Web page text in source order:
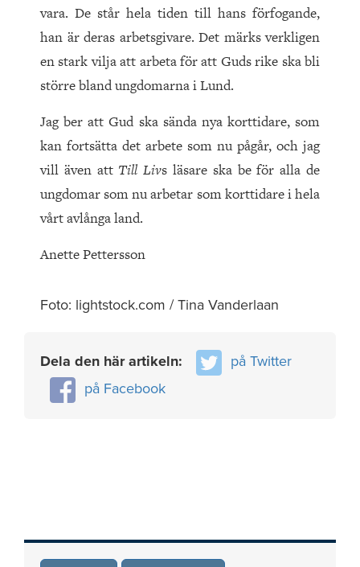
vara. De står hela tiden till hans förfogande,
han är deras arbetsgivare. Det märks verkligen
en stark vilja att arbeta för att Guds rike ska bli
större bland ungdomarna i Lund.
Jag ber att Gud ska sända nya korttidare, som
kan fortsätta det arbete som nu pågår, och jag
vill även att Till Livs läsare ska be för alla de
ungdomar som nu arbetar som korttidare i hela
vårt avlånga land.
Anette Pettersson
Foto: lightstock.com / Tina Vanderlaan
Dela den här artikeln:
på Twitter
på Facebook